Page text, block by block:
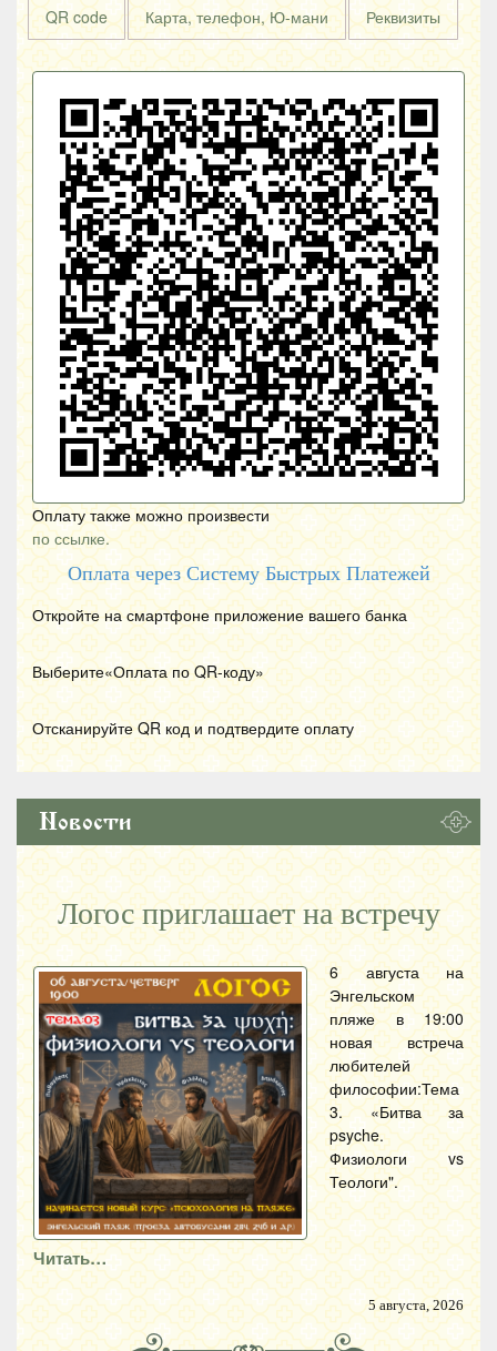
QR code Карта, телефон, Ю-мани Реквизиты
Оплату также можно произвести
по ссылке.
Оплата через Систему Быстрых Платежей
Откройте на смартфоне приложение вашего банка
Выберите«Оплата по QR-коду»
Отсканируйте QR код и подтвердите оплату
Новости
Логос приглашает на встречу
6 августа на
Энгельском
пляже в 19:00
новая встреча
любителей
философии:Тема
3. «Битва за
psyche.
Физиологи vs
Теологи".
Читать…
5 августа, 2026